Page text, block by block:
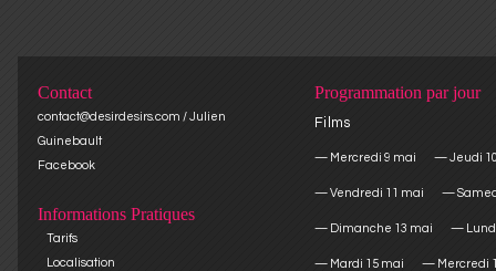
Contact
contact@desirdesirs.com / Julien
Guinebault
Facebook
Informations Pratiques
Tarifs
Localisation
Programmation par jour
Films
Mercredi 9 mai Jeudi
Vendredi 11 mai
Dimanche 13 mai
Mardi 15 mai Mercredi